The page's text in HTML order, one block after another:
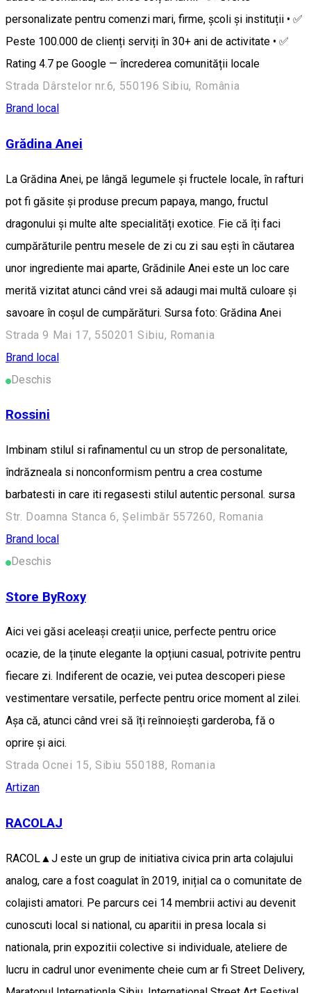
personalizate pentru comenzi mari, firme, școli și instituții • ✅
Peste 100.000 de clienți serviți în 30+ ani de activitate • ✅
Rating 4.7 pe Google — încrederea comunității locale
Strada Dârstelor nr.6, 550196 Sibiu, România
Brand local
Grădina Anei
La Grădina Anei, pe lângă legumele și fructele locale, în rafturi
pot fi găsite și produse precum papaya, mango, fructul
dragonului și multe alte specialități exotice. Fie că îți faci
cumpărăturile pentru mesele de zi cu zi sau ești în căutarea
unor ingrediente mai aparte, Grădinile Anei este un loc care
merită vizitat atunci când vrei să adaugi mai multă culoare și
savoare în coșul de cumpărături. Sursa foto: Grădina Anei
Strada 9 Mai 17, 550201 Sibiu, Romania
Brand local
Deschis
Rossini
Imbinam stilul si rafinamentul cu un strop de personalitate,
îndrăzneala si nonconformism pentru a crea costume
barbatesti in care iti regasesti stilul autentic personal. sursa
Str. Doamna Stanca 6, Șelimbăr 557260, Romania
Brand local
Deschis
Store ByRoxy
Aici vei găsi aceleași creații unice, perfecte pentru orice
ocazie, de la ținute elegante la opțiuni casual, potrivite pentru
fiecare zi. Indiferent de ocazie, vei putea descoperi piese
vestimentare versatile, perfecte pentru orice moment al zilei.
Așa că, atunci când vrei să îți reînnoiești garderoba, fă o
oprire și aici.
Strada Ocnei 15, Sibiu 550188, Romania
Artizan
RACOLAJ
RACOL▲J este un grup de initiativa civica prin arta colajului
analog, care a fost coagulat în 2019, inițial ca o comunitate de
colajisti amatori. Pe parcurs cei 14 membrii activi au devenit
cunoscuti local si national, cu aparitii in presa locala si
nationala, prin expozitii colective si individuale, ateliere de
lucru in cadrul unor evenimente cheie cum ar fi Street Delivery,